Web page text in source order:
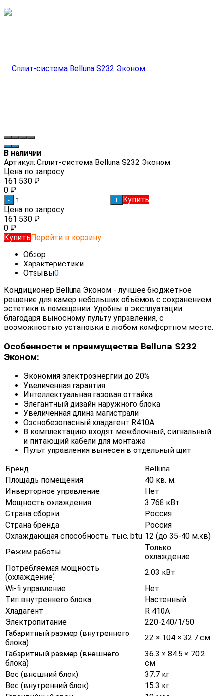
В наличии
Артикул: Сплит-система Belluna S232 Эконом
Цена по запросу
161 530 ₽
0 ₽
- +
Купить
Цена по запросу
161 530 ₽
0 ₽
КупитьПерейти в корзину
Обзор
Характеристики
Отзывы0
Кондиционер Belluna Эконом - лучшее бюджетное
решение для камер небольших объёмов с сохранением
эстетики в помещении. Удобны в эксплуатации
благодаря выносному пульту управления, с
возможностью установки в любом комфортном месте.
Особенности и преимущества Belluna S232
Эконом:
Экономия электроэнергии до 20%
Увеличенная гарантия
Интеллектуальная газовая оттайка
Элегантный дизайн наружного блока
Увеличенная длина магистрали
Озонобезопасный хладагент R410A
В комплектацию входят межблочный, сигнальный
и питающий кабели для монтажа
Пульт управления вынесен в отдельный щит
Бренд
Belluna
Площадь помещения
40 кв. м.
Инверторное управление
Нет
Мощность охлаждения
3.768 кВт
Страна сборки
Россия
Страна бренда
Россия
Охлаждающая способность, тыс. btu 12 (до 35-40 м.кв)
Режим работы
Только
охлаждение
Потребляемая мощность
(охлаждение)
2.03 кВт
Wi-fi управление
Нет
Тип внутреннего блока
Настенный
Хладагент
R 410A
Электропитание
220-240/1/50
Габаритный размер (внутреннего
блока)
22 × 104 × 32.7 см
Габаритный размер (внешнего
блока)
36.3 × 84.5 × 70.2
см
Вес (внешний блок)
37.7 кг
Вес (внутренний блок)
15.3 кг